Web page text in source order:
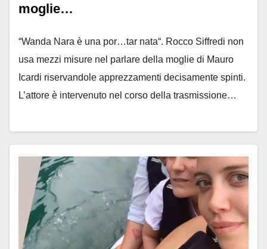
moglie…
“Wanda Nara è una por…tar nata“. Rocco Siffredi non
usa mezzi misure nel parlare della moglie di Mauro
Icardi riservandole apprezzamenti decisamente spinti.
L’attore è intervenuto nel corso della trasmissione…